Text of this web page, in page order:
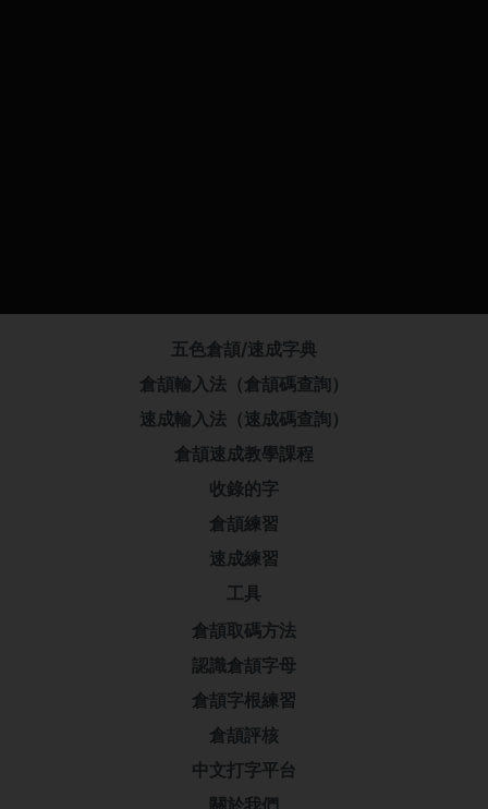
五色倉頡/速成字典
倉頡輸入法（倉頡碼查詢）
速成輸入法（速成碼查詢）
倉頡速成教學課程
收錄的字
倉頡練習
速成練習
工具
倉頡取碼方法
認識倉頡字母
倉頡字根練習
倉頡評核
中文打字平台
關於我們